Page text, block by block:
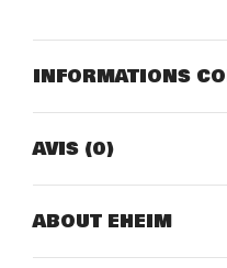
INFORMATIONS
AVIS (0)
ABOUT EHEIM